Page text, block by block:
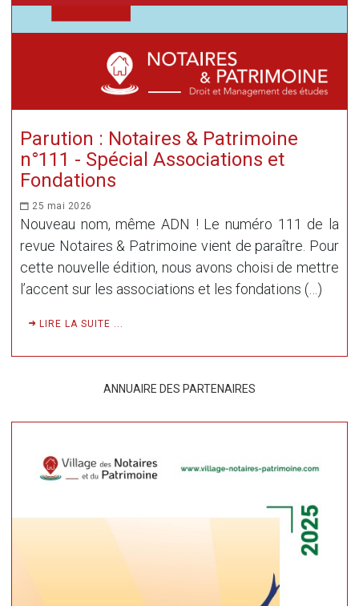
Parution : Notaires & Patrimoine
n°111 - Spécial Associations et
Fondations
25 mai 2026
Nouveau nom, même ADN ! Le numéro 111 de la
revue Notaires & Patrimoine vient de paraître. Pour
cette nouvelle édition, nous avons choisi de mettre
l’accent sur les associations et les fondations (…)
LIRE LA SUITE ...
ANNUAIRE DES PARTENAIRES